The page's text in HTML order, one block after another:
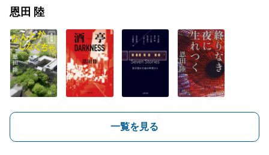
恩田 陸
一覧を見る